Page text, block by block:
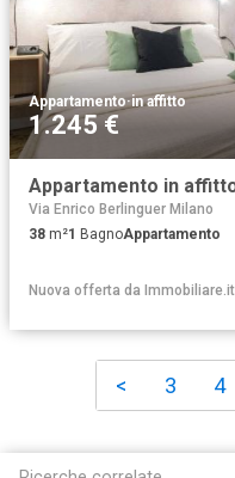
Appartamento·in affitto
1.245 €
Appartamento in
Via Enrico Berlinguer Milano
38 m²1 BagnoAppartamento
Nuova offerta da Immobiliare.it
< 3 4